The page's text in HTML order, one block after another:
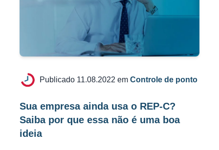
Publicado 11.08.2022 em Controle de ponto
Sua empresa ainda usa o REP-C?
Saiba por que essa não é uma boa
ideia